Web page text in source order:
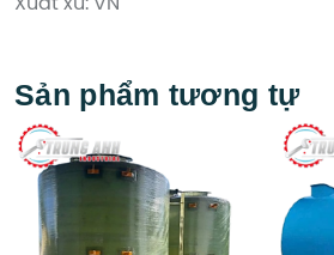
Sản phẩm tương tự